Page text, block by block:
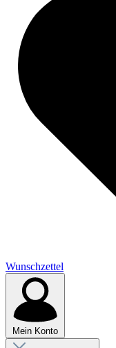
Wunschzettel
Mein Konto